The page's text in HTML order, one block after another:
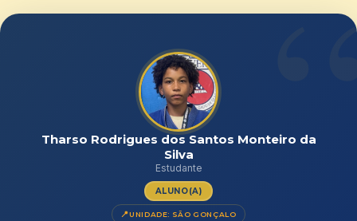
Tharso Rodrigues dos Santos Monteiro da
Silva
Estudante
ALUNO(A)
UNIDADE: SÃO GONÇALO